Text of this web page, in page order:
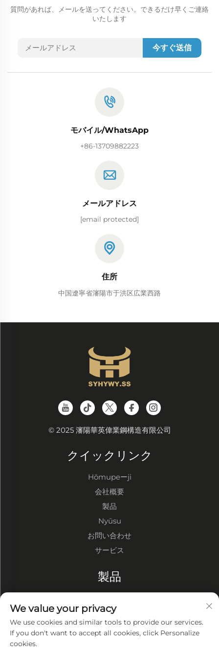
質問があれば、メールを送ってください。できるだけ早くご連絡
いたします
今すぐ送信
モバイル/WhatsApp
+86-13709882223
メールアドレス
[email protected]
住所
中国遼寧省瀋陽市于洪区広業西路
© 2025 瀋陽華英偉業鋼構造有限公司
クイックリンク
Hōmupeーji
会社概要
製品
Nyūsu
お問い合わせ
サービス
製品
鋼構造工場
鋼構造建物
We value your privacy
We use cookies and similar tools to provide our services.
If you don't want to accept all cookies, click Personalize
cookies.